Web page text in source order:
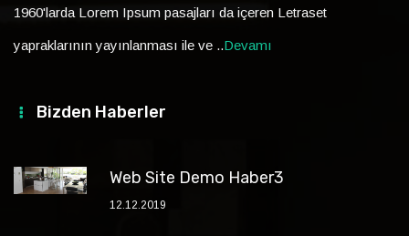
1960'larda Lorem Ipsum pasajları da içeren Letraset
yapraklarının yayınlanması ile ve ..Devamı
Bizden Haberler
Web Site Demo Haber3
12.12.2019